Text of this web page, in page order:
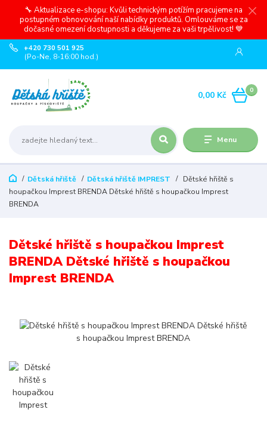
🔧 Aktualizace e-shopu: Kvůli technickým potížím pracujeme na
postupném obnovování naší nabídky produktů. Omlouváme se za
dočasné omezení dostupnosti a děkujeme za vaši trpělivost! 💙
Menu
+420 730 501 925
(Po-Ne, 8-16:00 hod.)
0
0,00 Kč
Dětská hřiště Dětská hřiště IMPREST
Dětské hřiště s
houpačkou Imprest BRENDA Dětské hřiště s houpačkou Imprest
BRENDA
Dětské hřiště s houpačkou Imprest
BRENDA Dětské hřiště s houpačkou
Imprest BRENDA